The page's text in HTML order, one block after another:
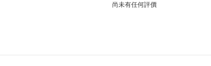
尚未有任何評價